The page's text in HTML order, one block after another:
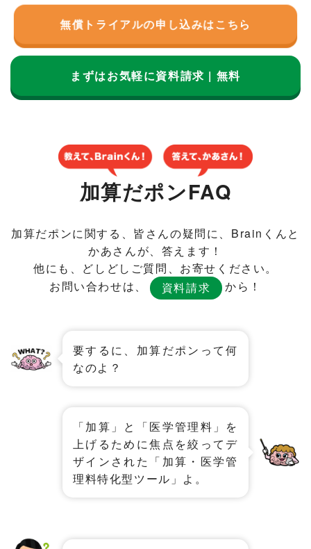
まずはお気軽に資料請求 | 無料
無償トライアルの申し込みはこちら
加算だポンFAQ
加算だポンに関する、皆さんの疑問に、Brainくんと
かあさんが、答えます！
他にも、どしどしご質問、お寄せください。
お問い合わせは、
資料請求 から！
要するに、加算だポンって何
なのよ？
「加算」と「医学管理料」を
上げるために焦点を絞ってデ
ザインされた「加算・医学管
理料特化型ツール」よ。